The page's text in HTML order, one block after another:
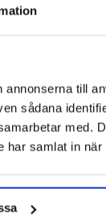
till
sådana
med.
samlat in